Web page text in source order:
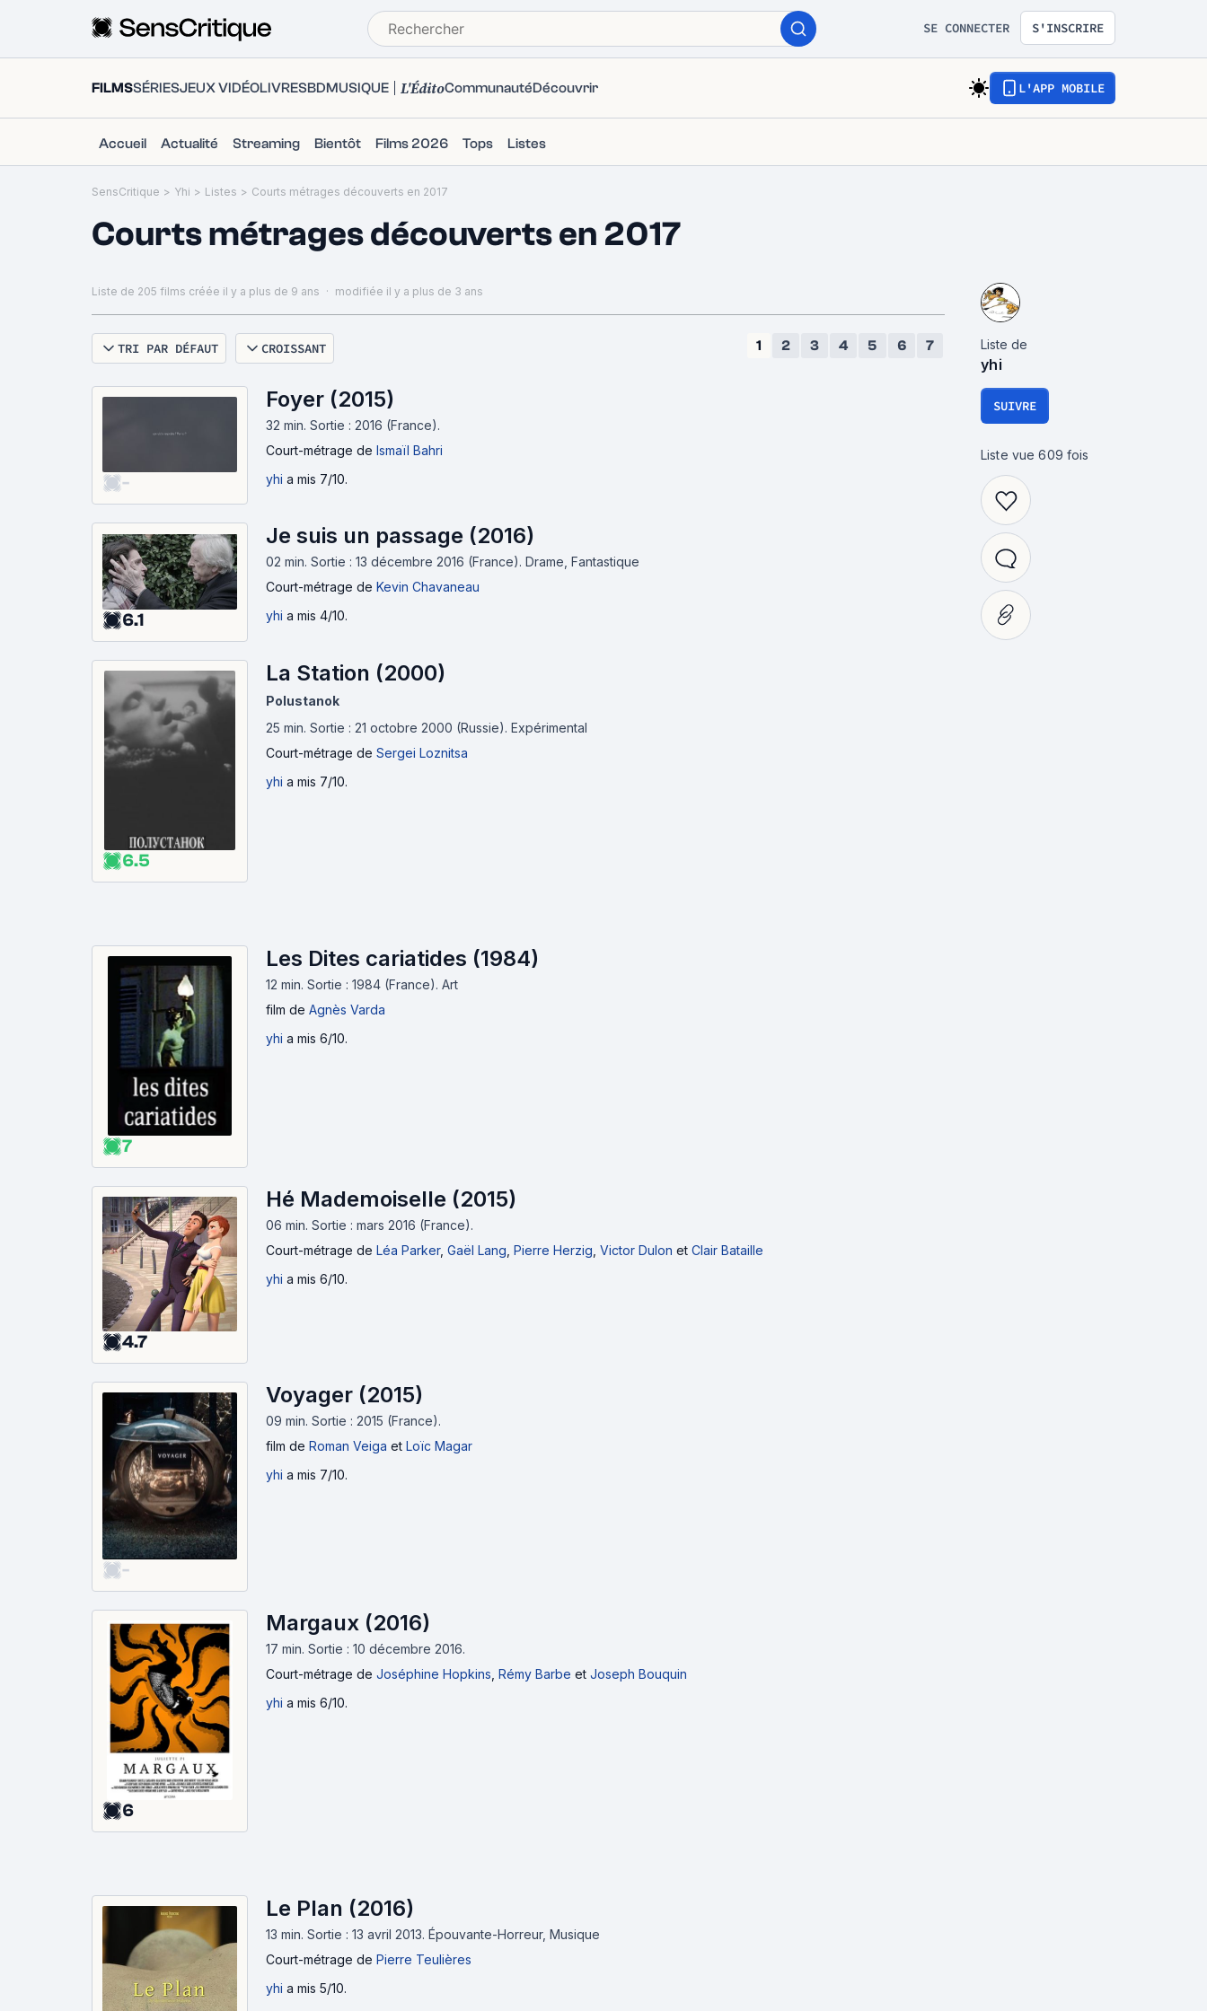
SE CONNECTER S'INSCRIRE
FILMSSÉRIESJEUX VIDÉOLIVRESBDMUSIQUE L'ÉditoCommunautéDécouvrir L'APP MOBILE
Accueil Actualité Streaming Bientôt Films 2026 Tops Listes
SensCritique > Yhi > Listes > Courts métrages découverts en 2017
Courts métrages découverts en 2017
Liste de 205 films créée il y a plus de 9 ans · modifiée il y a plus de 3 ans
TRI PAR DÉFAUT CROISSANT 1 2 3 4 5 6 7
-
Foyer (2015)
32 min. Sortie : 2016 (France).
Court-métrage de Ismaïl Bahri
yhi a mis 7/10.
6.1
Je suis un passage (2016)
02 min. Sortie : 13 décembre 2016 (France). Drame, Fantastique
Court-métrage de Kevin Chavaneau
yhi a mis 4/10.
6.5
La Station (2000)
Polustanok
25 min. Sortie : 21 octobre 2000 (Russie). Expérimental
Court-métrage de Sergei Loznitsa
yhi a mis 7/10.
7
Les Dites cariatides (1984)
12 min. Sortie : 1984 (France). Art
film de Agnès Varda
yhi a mis 6/10.
4.7
Hé Mademoiselle (2015)
06 min. Sortie : mars 2016 (France).
Court-métrage de Léa Parker, Gaël Lang Pierre Herzig Victor Dulon et Clair Bataille
yhi a mis 6/10.
-
Voyager (2015)
09 min. Sortie : 2015 (France).
film de Roman Veiga et Loïc Magar
yhi a mis 7/10.
6
Margaux (2016)
17 min. Sortie : 10 décembre 2016.
Court-métrage de Joséphine Hopkins, Rémy Barbe et Joseph Bouquin
yhi a mis 6/10.
Le Plan (2016)
13 min. Sortie : 13 avril 2013. Épouvante-Horreur, Musique
Court-métrage de Pierre Teulières
yhi a mis 5/10.
Liste de
yhi
SUIVRE
Liste vue609 fois